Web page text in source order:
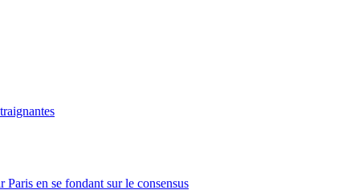
en se fondant sur le consensus